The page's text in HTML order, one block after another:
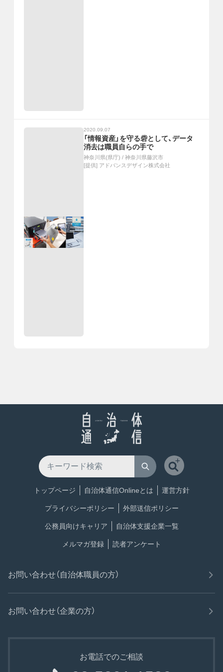
2020.09.07
「情報資産」を守る砦として、データ
消去は職員自らの手で
神奈川県(県庁) / 神奈川県藤沢市
[提供] アドバンスデザイン株式会社
トップページ 自治体通信Onlineとは 運営方針
プライバシーポリシー 外部送信ポリシー
公務員向けキャリア 自治体支援企業一覧
メルマガ登録 読者アンケート
お問い合わせ（自治体職員の方）
お問い合わせ（企業の方）
お電話でのご相談